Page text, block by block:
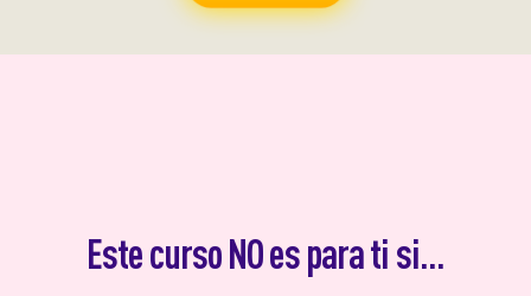
Este curso NO es para ti si...